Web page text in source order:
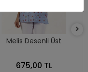
Melis Desenli Üst
675,00 TL